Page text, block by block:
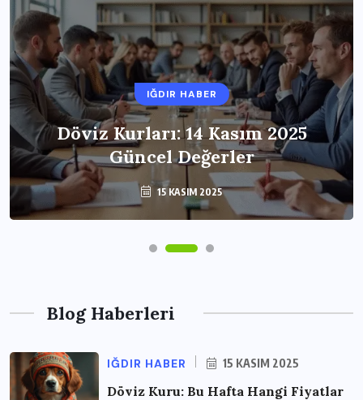
IĞDIR HABER
Döviz Kurları: 14 Kasım 2025
Güncel Değerler
15 KASIM 2025
Blog Haberleri
IĞDIR HABER 15 KASIM 2025
Döviz Kuru: Bu Hafta Hangi Fiyatlar